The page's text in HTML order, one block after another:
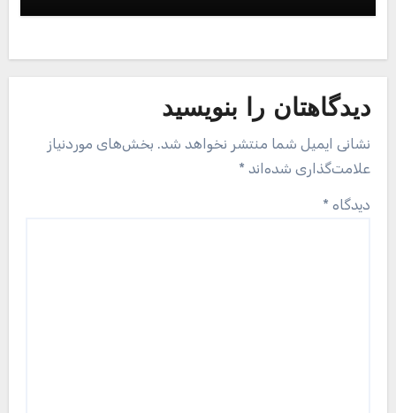
دیدگاهتان را بنویسید
نشانی ایمیل شما منتشر نخواهد شد. بخش‌های موردنیاز
علامت‌گذاری شده‌اند *
دیدگاه *